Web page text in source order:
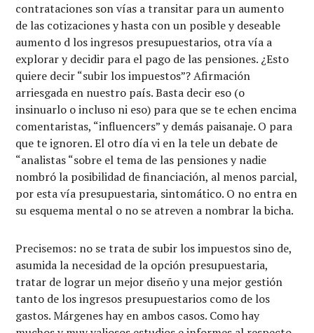
contrataciones son vías a transitar para un aumento
de las cotizaciones y hasta con un posible y deseable
aumento d los ingresos presupuestarios, otra vía a
explorar y decidir para el pago de las pensiones. ¿Esto
quiere decir “subir los impuestos”? Afirmación
arriesgada en nuestro país. Basta decir eso (o
insinuarlo o incluso ni eso) para que se te echen encima
comentaristas, “influencers” y demás paisanaje. O para
que te ignoren. El otro día vi en la tele un debate de
“analistas “sobre el tema de las pensiones y nadie
nombró la posibilidad de financiación, al menos parcial,
por esta vía presupuestaria, sintomático. O no entra en
su esquema mental o no se atreven a nombrar la bicha.
Precisemos: no se trata de subir los impuestos sino de,
asumida la necesidad de la opción presupuestaria,
tratar de lograr un mejor diseño y una mejor gestión
tanto de los ingresos presupuestarios como de los
gastos. Márgenes hay en ambos casos. Como hay